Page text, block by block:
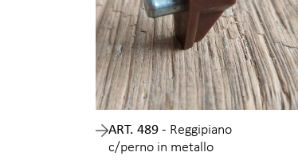
ART. 489 - Reggipiano
c/perno in metallo